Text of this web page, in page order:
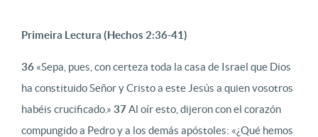
Primeira Lectura (Hechos 2:36-41)
36 «Sepa, pues, con certeza toda la casa de Israel que Dios
ha constituido Señor y Cristo a este Jesús a quien vosotros
habéis crucificado.» 37Al oír esto, dijeron con el corazón
compungido a Pedro y a los demás apóstoles: «¿Qué hemos